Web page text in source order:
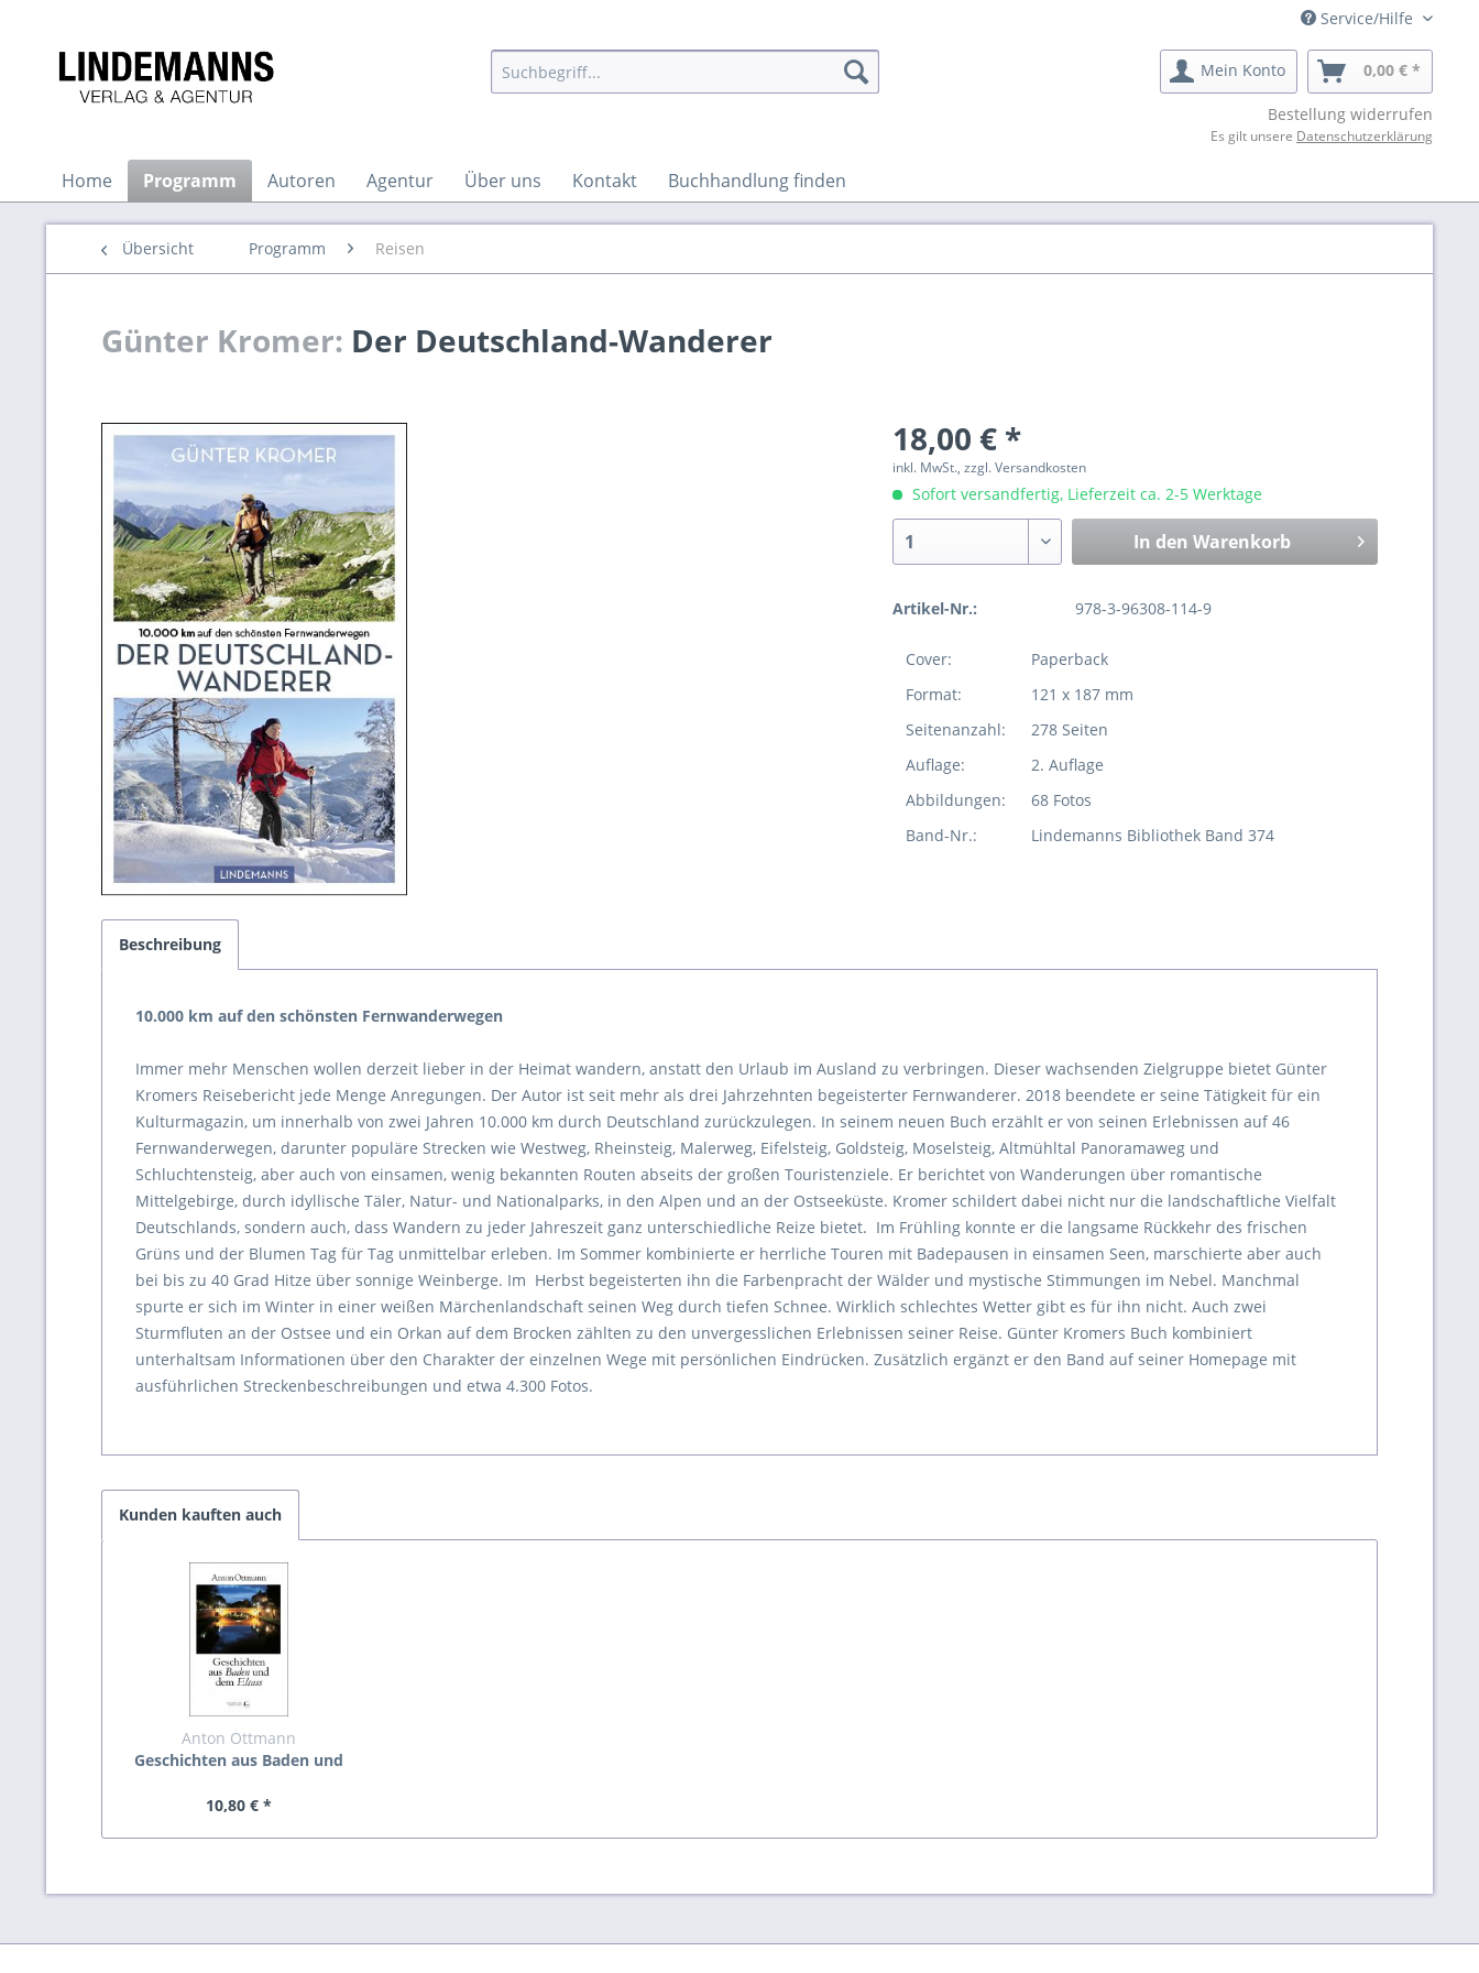
Service/Hilfe
Mein Konto 0,00 € *
Bestellung widerrufen
Es gilt unsere Datenschutzerklärung
Home Programm Autoren Agentur Über uns Kontakt Buchhandlung finden
Übersicht Programm Reisen
Günter Kromer: Der Deutschland-Wanderer
18,00 € *
inkl. MwSt., zzgl. Versandkosten
Sofort versandfertig, Lieferzeit ca. 2-5 Werktage
In den Warenkorb
Artikel-Nr.: 978-3-96308-114-9
Cover:
Paperback
Format:
121 x 187 mm
Seitenanzahl:
278 Seiten
Auflage:
2. Auflage
Abbildungen:
68 Fotos
Band-Nr.:
Lindemanns Bibliothek Band 374
Beschreibung
10.000 km auf den schönsten Fernwanderwegen
Immer mehr Menschen wollen derzeit lieber in der Heimat wandern, anstatt den Urlaub im Ausland zu verbringen. Dieser wachsenden Zielgruppe bietet Günter
Kromers Reisebericht jede Menge Anregungen. Der Autor ist seit mehr als drei Jahrzehnten begeisterter Fernwanderer. 2018 beendete er seine Tätigkeit für ein
Kulturmagazin, um innerhalb von zwei Jahren 10.000 km durch Deutschland zurückzulegen. In seinem neuen Buch erzählt er von seinen Erlebnissen auf 46
Fernwanderwegen, darunter populäre Strecken wie Westweg, Rheinsteig, Malerweg, Eifelsteig, Goldsteig, Moselsteig, Altmühltal Panoramaweg und
Schluchtensteig, aber auch von einsamen, wenig bekannten Routen abseits der großen Touristenziele. Er berichtet von Wanderungen über romantische
Mittelgebirge, durch idyllische Täler, Natur- und Nationalparks, in den Alpen und an der Ostseeküste. Kromer schildert dabei nicht nur die landschaftliche Vielfalt
Deutschlands, sondern auch, dass Wandern zu jeder Jahreszeit ganz unterschiedliche Reize bietet. Im Frühling konnte er die langsame Rückkehr des frischen
Grüns und der Blumen Tag für Tag unmittelbar erleben. Im Sommer kombinierte er herrliche Touren mit Badepausen in einsamen Seen, marschierte aber auch
bei bis zu 40 Grad Hitze über sonnige Weinberge. Im Herbst begeisterten ihn die Farbenpracht der Wälder und mystische Stimmungen im Nebel. Manchmal
spurte er sich im Winter in einer weißen Märchenlandschaft seinen Weg durch tiefen Schnee. Wirklich schlechtes Wetter gibt es für ihn nicht. Auch zwei
Sturmfluten an der Ostsee und ein Orkan auf dem Brocken zählten zu den unvergesslichen Erlebnissen seiner Reise. Günter Kromers Buch kombiniert
unterhaltsam Informationen über den Charakter der einzelnen Wege mit persönlichen Eindrücken. Zusätzlich ergänzt er den Band auf seiner Homepage mit
ausführlichen Streckenbeschreibungen und etwa 4.300 Fotos.
Kunden kauften auch
Anton Ottmann
Geschichten aus Baden und
10,80 € *